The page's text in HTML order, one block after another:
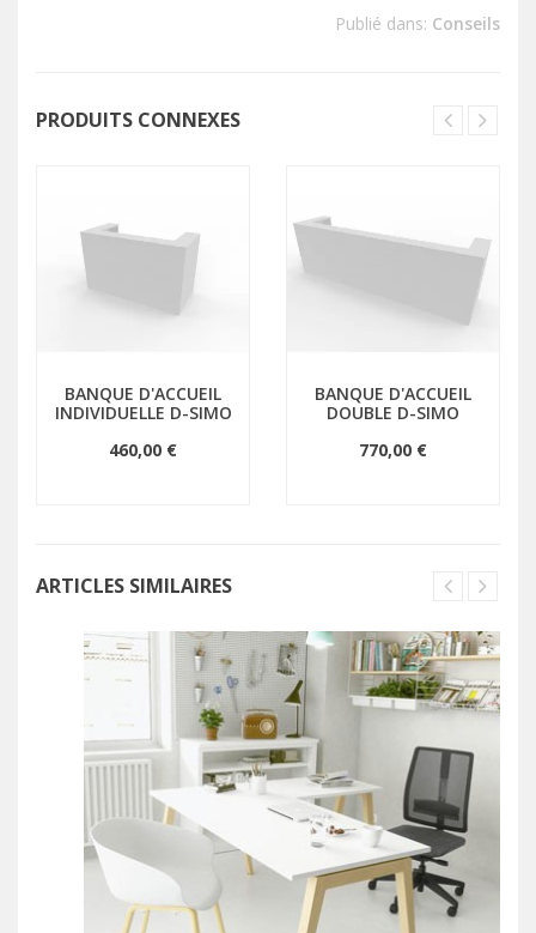
Publié dans: Conseils
PRODUITS CONNEXES
BANQUE D'ACCUEIL
INDIVIDUELLE D-SIMO
460,00 €
BANQUE D'ACCUEIL
DOUBLE D-SIMO
770,00 €
ARTICLES SIMILAIRES